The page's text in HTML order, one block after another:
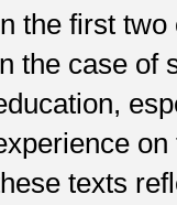
the first
the case of
texts